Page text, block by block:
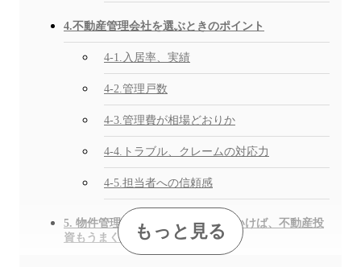
4.不動産管理会社を選ぶときのポイント
4-1.入居率、実績
4-2.管理戸数
4-3.管理費が相場どおりか
4-4.トラブル、クレームの対応力
4-5.担当者への信頼感
5. 物件管理（賃貸管理）がうまくいけば、不動産投
資もうまくいく